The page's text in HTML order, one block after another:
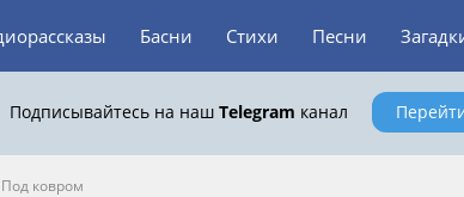
Басни Стихи Песни
Подписывайтесь на наш Telegram канал
Под ковром